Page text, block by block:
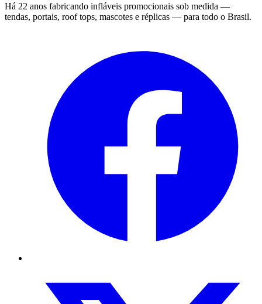
Há 22 anos fabricando infláveis promocionais sob medida —
tendas, portais, roof tops, mascotes e réplicas — para todo o Brasil.